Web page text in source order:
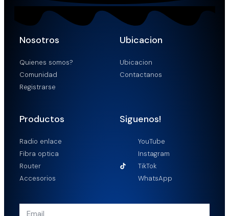
Nosotros
Quienes somos?
Comunidad
Registrarse
Ubicacion
Ubicacion
Contactanos
Productos
Radio enlace
Fibra optica
Router
Accesorios
Siguenos!
YouTube
Instagram
TikTok
WhatsApp